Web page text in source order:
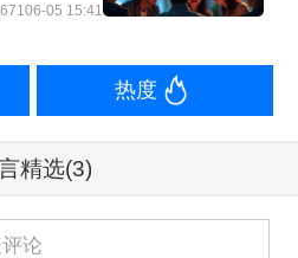
业绩将验证新动能景
核心。
06-05 15:41
热度
精选(3)
论